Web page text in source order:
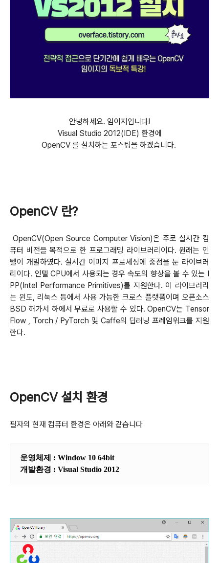
안녕하세요. 임이지입니다!
Visual Studio 2012(IDE) 환경에
OpenCV 를 설치하는 포스팅을 하겠습니다.
OpenCV 란?
OpenCV(Open Source Computer Vision)은 주로 실시간 컴
퓨터 비전을 목적으로 한 프로그래밍 라이브러리이다. 원래는 인
텔이 개발하였다. 실시간 이미지 프로세싱에 중점을 둔 라이브러
리이다. 인텔 CPU에서 사용되는 경우 속도의 향상을 볼 수 있는 I
PP(Intel Performance Primitives)를 지원한다. 이 라이브러리
는 윈도, 리눅스 등에서 사용 가능한 크로스 플랫폼이며 오픈소스
BSD 허가서 하에서 무료로 사용할 수 있다. OpenCV는 Tensor
Flow , Torch / PyTorch 및 Caffe의 딥러닝 프레임워크를 지원
한다.
OpenCV 설치 환경
필자의 현재 컴퓨터 환경은 아래와 같습니다
운영체제 : Window 10 64bit
개발환경 : Visual Studio 2012